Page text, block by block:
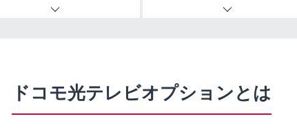
ドコモ光テレビオプションとは